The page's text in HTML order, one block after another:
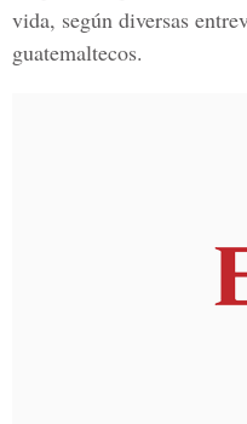
vida, según diversas
guatemaltecos.